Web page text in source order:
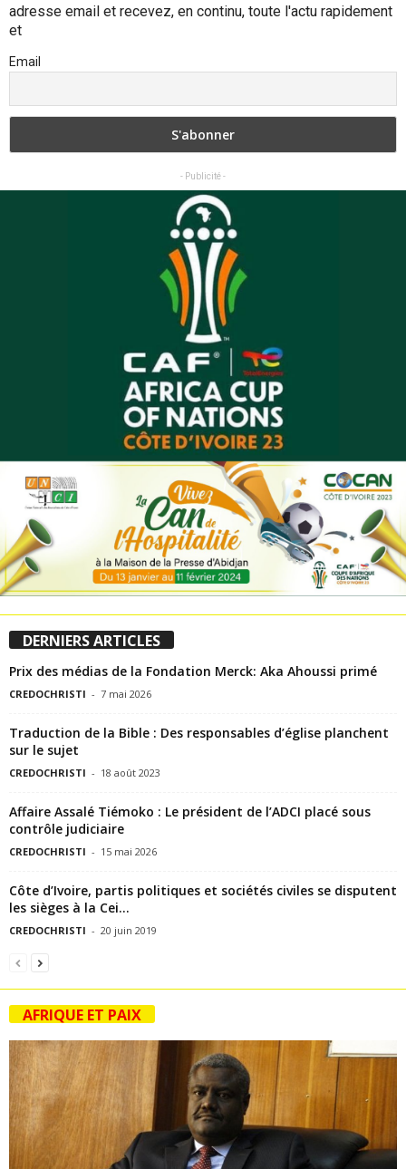
adresse email et recevez, en continu, toute l'actu rapidement
et
Email
- Publicité -
DERNIERS ARTICLES
Prix des médias de la Fondation Merck: Aka Ahoussi primé
CREDOCHRISTI - 7 mai 2026
Traduction de la Bible : Des responsables d’église planchent
sur le sujet
CREDOCHRISTI - 18 août 2023
Affaire Assalé Tiémoko : Le président de l’ADCI placé sous
contrôle judiciaire
CREDOCHRISTI - 15 mai 2026
Côte d’Ivoire, partis politiques et sociétés civiles se disputent
les sièges à la Cei...
CREDOCHRISTI - 20 juin 2019
AFRIQUE ET PAIX